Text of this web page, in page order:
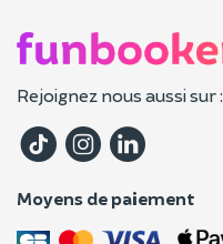
Rejoignez nous aussi sur :
Moyens de paiement